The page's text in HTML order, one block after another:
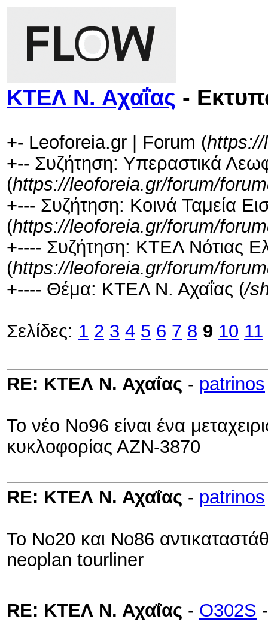
ΚΤΕΛ Ν. Αχαΐας -
+- Leoforeia.gr | Forum (https://
+-- Συζήτηση: Υπεραστικά
(https://leoforeia.gr/forum/
+--- Συζήτηση: Κοινά Ταμεία
(https://leoforeia.gr/forum/
+---- Συζήτηση: ΚΤΕΛ Νότιας
(https://leoforeia.gr/forum/
+---- Θέμα: ΚΤΕΛ Ν. Αχαΐας (/
Σελίδες: 1 2 3 4 5 6 7 8 9 10 11
RE: ΚΤΕΛ Ν. Αχαΐας - patrinos
Το νέο Νο96 είναι ένα
κυκλοφορίας ΑΖΝ-3870
RE: ΚΤΕΛ Ν. Αχαΐας - patrinos
Το Νο20 και Νο86
neoplan tourliner
RE: ΚΤΕΛ Ν. Αχαΐας - O302S